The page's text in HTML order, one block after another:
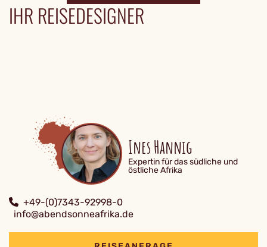
IHR REISEDESIGNER
Ines Hannig
Expertin für das südliche und
östliche Afrika
+49-(0)7343-92998-0
info@abendsonneafrika.de